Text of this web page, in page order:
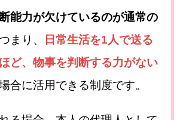
断能力が欠けているのが通常の
まり、
日常生活を1人で送る
ど、物事を判断する力がない
合に活用できる制度です。